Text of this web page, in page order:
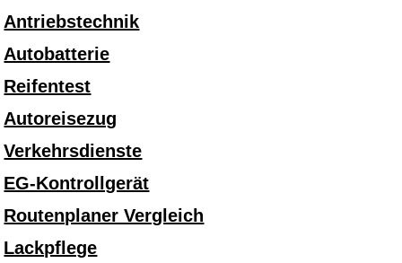
Antriebstechnik
Autobatterie
Reifentest
Autoreisezug
Verkehrsdienste
EG-Kontrollgerät
Routenplaner Vergleich
Lackpflege